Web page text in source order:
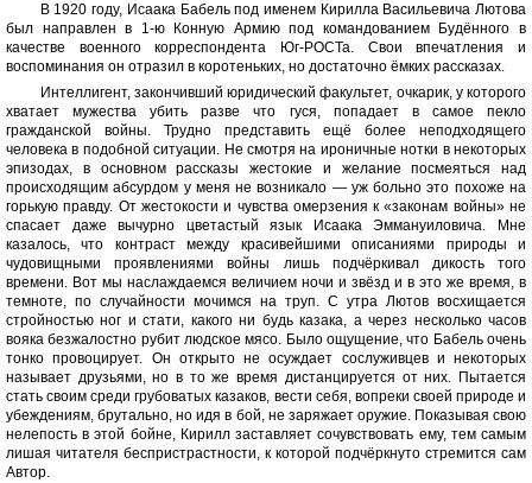
В 1920 году, Исаака Бабель под именем Кирилла Васильевича Лютова
был направлен в 1-ю Конную Армию под командованием Будённого в
качестве военного корреспондента Юг-РОСТа. Свои впечатления и
воспоминания он отразил в коротеньких, но достаточно ёмких рассказах.
Интеллигент, закончивший юридический факультет, очкарик, у которого
хватает мужества убить разве что гуся, попадает в самое пекло
гражданской войны. Трудно представить ещё более неподходящего
человека в подобной ситуации. Не смотря на ироничные нотки в некоторых
эпизодах, в основном рассказы жестокие и желание посмеяться над
происходящим абсурдом у меня не возникало — уж больно это похоже на
горькую правду. От жестокости и чувства омерзения к «законам войны» не
спасает даже вычурно цветастый язык Исаака Эммануиловича. Мне
казалось, что контраст между красивейшими описаниями природы и
чудовищными проявлениями войны лишь подчёркивал дикость того
времени. Вот мы наслаждаемся величием ночи и звёзд и в это же время, в
темноте, по случайности мочимся на труп. С утра Лютов восхищается
стройностью ног и стати, какого ни будь казака, а через несколько часов
вояка безжалостно рубит людское мясо. Было ощущение, что Бабель очень
тонко провоцирует. Он открыто не осуждает сослуживцев и некоторых
называет друзьями, но в то же время дистанцируется от них. Пытается
стать своим среди грубоватых казаков, вести себя, вопреки своей природе и
убеждениям, брутально, но идя в бой, не заряжает оружие. Показывая свою
нелепость в этой бойне, Кирилл заставляет сочувствовать ему, тем самым
лишая читателя беспристрастности, к которой подчёркнуто стремится сам
Автор.